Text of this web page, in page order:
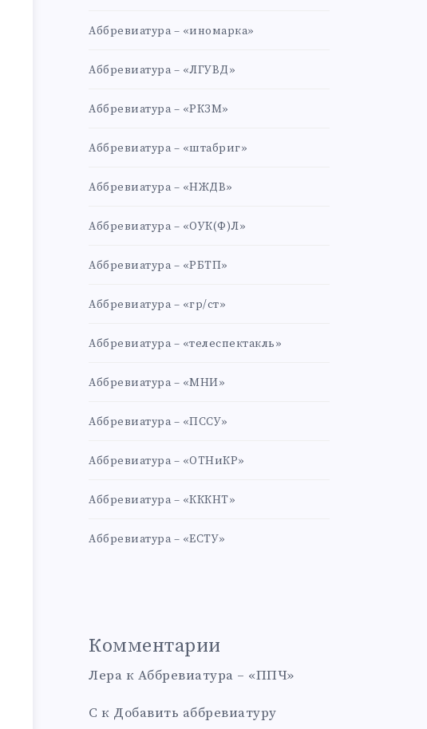
Аббревиатура – «иномарка»
Аббревиатура – «ЛГУВД»
Аббревиатура – «РКЗМ»
Аббревиатура – «штабриг»
Аббревиатура – «НЖДВ»
Аббревиатура – «ОУК(Ф)Л»
Аббревиатура – «РБТП»
Аббревиатура – «гр/ст»
Аббревиатура – «телеспектакль»
Аббревиатура – «МНИ»
Аббревиатура – «ПССУ»
Аббревиатура – «ОТНиКР»
Аббревиатура – «КККНТ»
Аббревиатура – «ЕСТУ»
Комментарии
Лера к Аббревиатура – «ППЧ»
С к Добавить аббревиатуру